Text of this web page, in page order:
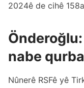
2024ê de cihê
nabe
Nûnerê RSFê yê